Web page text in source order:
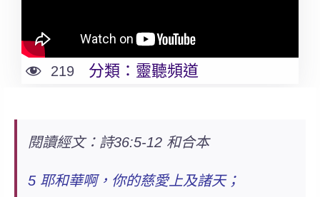
219 分類： 靈聽頻道
閱讀經文：詩36:5-12 和合本
5 耶和華啊，你的慈愛上及諸天；